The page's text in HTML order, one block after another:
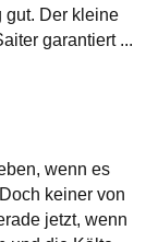
gut. Der kleine
garantiert ...
wenn es
keiner von
jetzt, wenn